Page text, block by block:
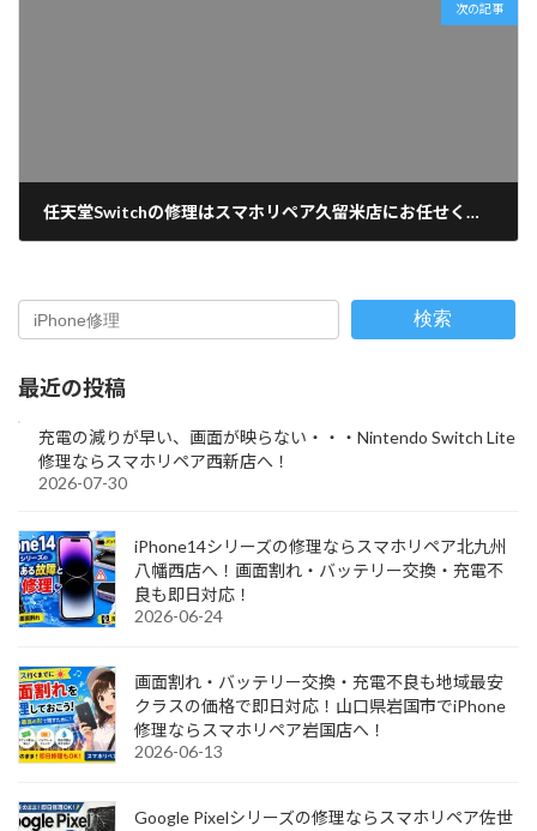
次の記事
任天堂Switchの修理はスマホリペア久留米店にお任せください！【地域最安値・即日対応】
検索
最近の投稿
充電の減りが早い、画面が映らない・・・Nintendo Switch Lite
修理ならスマホリペア西新店へ！
2026-07-30
iPhone14シリーズの修理ならスマホリペア北九州
八幡西店へ！画面割れ・バッテリー交換・充電不
良も即日対応！
2026-06-24
画面割れ・バッテリー交換・充電不良も地域最安
クラスの価格で即日対応！山口県岩国市でiPhone
修理ならスマホリペア岩国店へ！
2026-06-13
Google Pixelシリーズの修理ならスマホリペア佐世